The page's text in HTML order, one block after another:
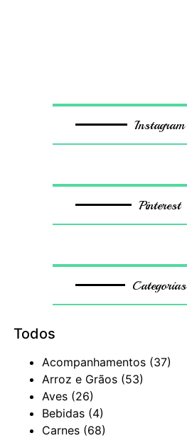
Instagram
Pinterest
Categorias
Todos
Acompanhamentos (37)
Arroz e Grãos (53)
Aves (26)
Bebidas (4)
Carnes (68)